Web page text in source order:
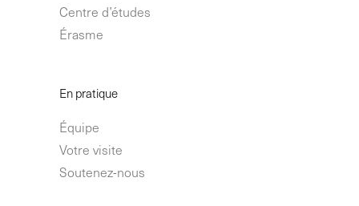
Centre d’études
Érasme
En pratique
Équipe
Votre visite
Soutenez-nous